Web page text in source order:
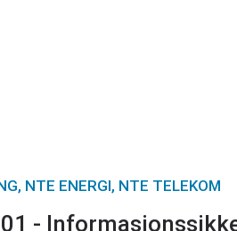
NTE ENERGI, NTE TELEKOM
-